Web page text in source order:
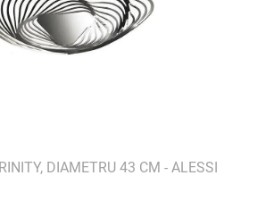
DIAMETRU 43 CM - ALESSI